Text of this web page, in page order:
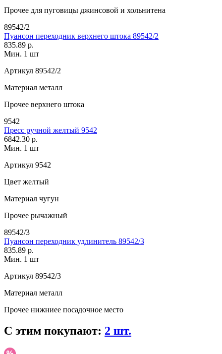
Прочее для пуговицы джинсовой и хольнитена
89542/2
Пуансон переходник верхнего штока 89542/2
835.89 р.
Мин. 1 шт
Артикул 89542/2
Материал металл
Прочее верхнего штока
9542
Пресс ручной желтый 9542
6842.30 р.
Мин. 1 шт
Артикул 9542
Цвет желтый
Материал чугун
Прочее рычажный
89542/3
Пуансон переходник удлинитель 89542/3
835.89 р.
Мин. 1 шт
Артикул 89542/3
Материал металл
Прочее нижниее посадочное место
С этим покупают: 2 шт.